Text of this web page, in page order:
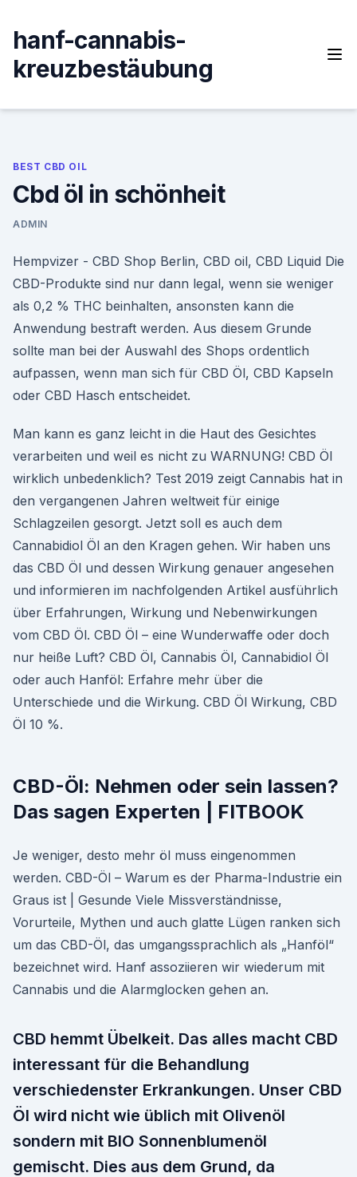
content
hanf-cannabis-
kreuzbestäubung
BEST CBD OIL
Cbd öl in schönheit
ADMIN
Hempvizer - CBD Shop Berlin, CBD oil, CBD Liquid Die
CBD-Produkte sind nur dann legal, wenn sie weniger
als 0,2 % THC beinhalten, ansonsten kann die
Anwendung bestraft werden. Aus diesem Grunde
sollte man bei der Auswahl des Shops ordentlich
aufpassen, wenn man sich für CBD Öl, CBD Kapseln
oder CBD Hasch entscheidet.
Man kann es ganz leicht in die Haut des Gesichtes
verarbeiten und weil es nicht zu WARNUNG! CBD Öl
wirklich unbedenklich? Test 2019 zeigt Cannabis hat in
den vergangenen Jahren weltweit für einige
Schlagzeilen gesorgt. Jetzt soll es auch dem
Cannabidiol Öl an den Kragen gehen. Wir haben uns
das CBD Öl und dessen Wirkung genauer angesehen
und informieren im nachfolgenden Artikel ausführlich
über Erfahrungen, Wirkung und Nebenwirkungen
vom CBD Öl. CBD Öl – eine Wunderwaffe oder doch
nur heiße Luft? CBD Öl, Cannabis Öl, Cannabidiol Öl
oder auch Hanföl: Erfahre mehr über die
Unterschiede und die Wirkung. CBD Öl Wirkung, CBD
Öl 10 %.
CBD-Öl: Nehmen oder sein lassen?
Das sagen Experten | FITBOOK
Je weniger, desto mehr öl muss eingenommen
werden. CBD-Öl – Warum es der Pharma-Industrie ein
Graus ist | Gesunde Viele Missverständnisse,
Vorurteile, Mythen und auch glatte Lügen ranken sich
um das CBD-Öl, das umgangssprachlich als „Hanföl“
bezeichnet wird. Hanf assoziieren wir wiederum mit
Cannabis und die Alarmglocken gehen an.
CBD hemmt Übelkeit. Das alles macht CBD
interessant für die Behandlung
verschiedenster Erkrankungen. Unser CBD
Öl wird nicht wie üblich mit Olivenöl
sondern mit BIO Sonnenblumenöl
gemischt. Dies aus dem Grund, da